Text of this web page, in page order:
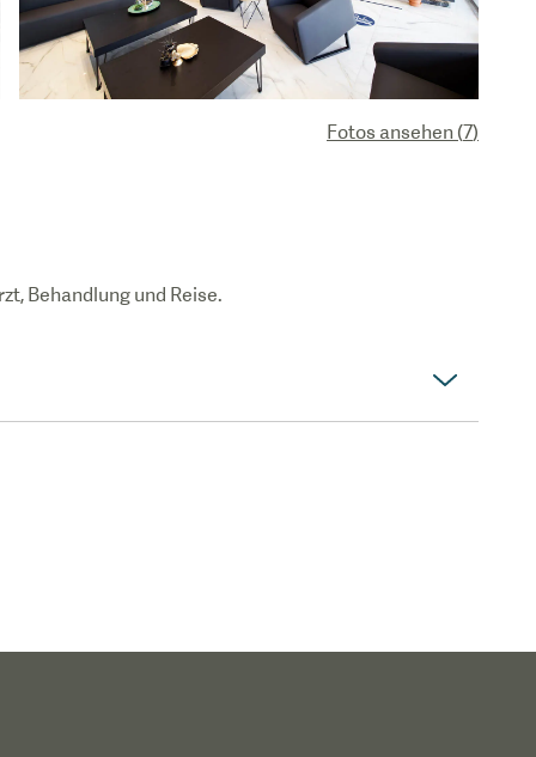
Fotos ansehen (7)
Behandlung und Reise.